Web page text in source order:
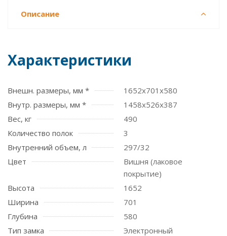
Описание
Характеристики
Внешн. размеры, мм *
1652x701x580
Внутр. размеры, мм *
1458х526х387
Вес, кг
490
Количество полок
3
Внутренний объем, л
297/32
Цвет
Вишня (лаковое
покрытие)
Высота
1652
Ширина
701
Глубина
580
Тип замка
Электронный